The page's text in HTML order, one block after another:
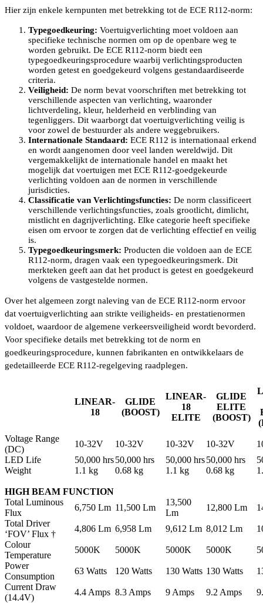
Hier zijn enkele kernpunten met betrekking tot de ECE R112-norm:
Typegoedkeuring: Voertuigverlichting moet voldoen aan
specifieke technische normen om op de openbare weg te
worden gebruikt. De ECE R112-norm biedt een
typegoedkeuringsprocedure waarbij verlichtingsproducten
worden getest en goedgekeurd volgens gestandaardiseerde
criteria.
Veiligheid: De norm bevat voorschriften met betrekking tot
verschillende aspecten van verlichting, waaronder
lichtverdeling, kleur, helderheid en verblinding van
tegenliggers. Dit waarborgt dat voertuigverlichting veilig is
voor zowel de bestuurder als andere weggebruikers.
Internationale Standaard: ECE R112 is internationaal erkend
en wordt aangenomen door veel landen wereldwijd. Dit
vergemakkelijkt de internationale handel en maakt het
mogelijk dat voertuigen met ECE R112-goedgekeurde
verlichting voldoen aan de normen in verschillende
jurisdicties.
Classificatie van Verlichtingsfuncties: De norm classificeert
verschillende verlichtingsfuncties, zoals grootlicht, dimlicht,
mistlicht en dagrijverlichting. Elke categorie heeft specifieke
eisen om ervoor te zorgen dat de verlichting effectief en veilig
is.
Typegoedkeuringsmerk: Producten die voldoen aan de ECE
R112-norm, dragen vaak een typegoedkeuringsmerk. Dit
merkteken geeft aan dat het product is getest en goedgekeurd
volgens de vastgestelde normen.
Over het algemeen zorgt naleving van de ECE R112-norm ervoor
dat voertuigverlichting aan strikte veiligheids- en prestatienormen
voldoet, waardoor de algemene verkeersveiligheid wordt bevorderd.
Voor specifieke details met betrekking tot de norm en
goedkeuringsprocedure, kunnen fabrikanten en ontwikkelaars de
gedetailleerde ECE R112-regelgeving raadplegen.
LINEAR-
18
GLIDE
(BOOST)
LINEAR-
18
ELITE
GLIDE
ELITE
(BOOST)
Voltage Range
(DC)
10-32V 10-32V 10-32V 10-32V
LED Life
50,000 hrs50,000 hrs 50,000 hrs50,000 hrs
Weight
1.1 kg 0.68 kg 1.1 kg 0.68 kg
HIGH BEAM FUNCTION
Total Luminous
Flux
6,750 Lm 11,500 Lm
13,500
Lm
12,800 Lm
Total Driver
‘FOV’ Flux †
4,806 Lm 6,958 Lm 9,612 Lm 8,012 Lm
Colour
Temperature
5000K 5000K 5000K 5000K
Power
Consumption
63 Watts 120 Watts 130 Watts 130 Watts
Current Draw
(14.4V)
4.4 Amps 8.3 Amps 9 Amps 9.2 Amps